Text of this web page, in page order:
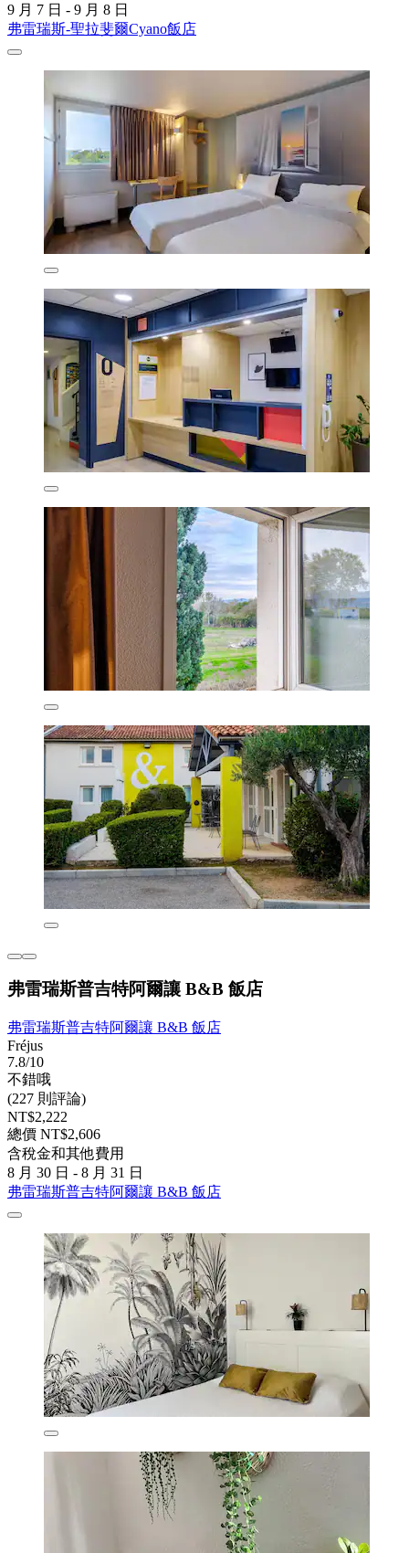
9 月 7 日 - 9 月 8 日
弗雷瑞斯-聖拉斐爾Cyano飯店
弗雷瑞斯普吉特阿爾讓 B&B 飯店
弗雷瑞斯普吉特阿爾讓 B&B 飯店
Fréjus
7.8/10
不錯哦
(227 則評論)
NT$2,222
總價 NT$2,606
含稅金和其他費用
8 月 30 日 - 8 月 31 日
弗雷瑞斯普吉特阿爾讓 B&B 飯店